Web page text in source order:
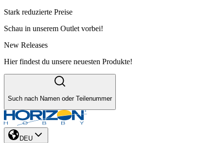
Stark reduzierte Preise
Schau in unserem Outlet vorbei!
New Releases
Hier findest du unsere neuesten Produkte!
Such nach Namen oder Teilenummer
DEU